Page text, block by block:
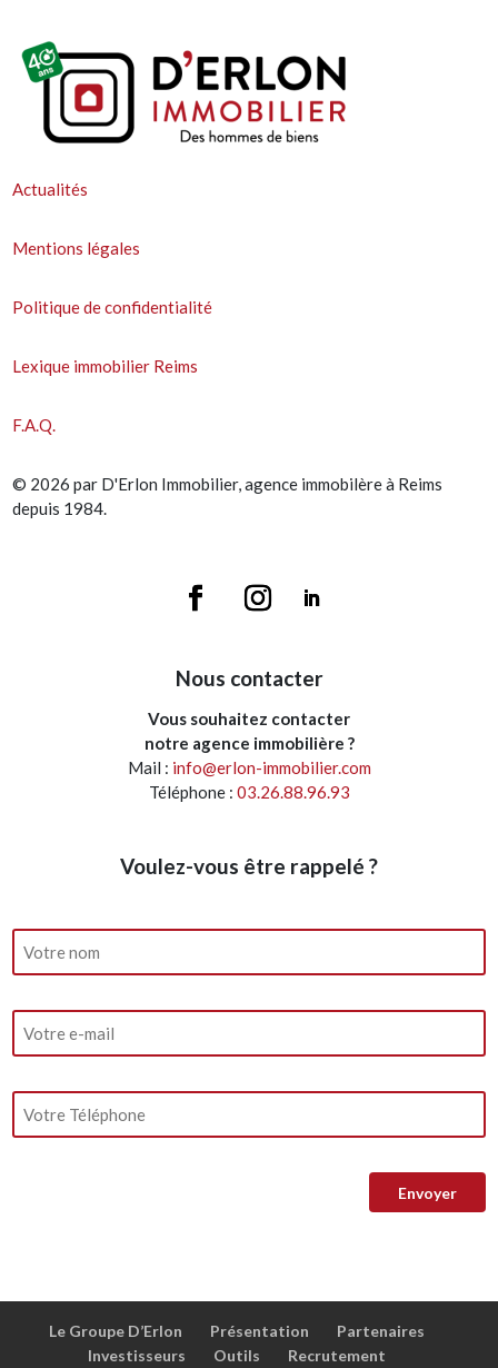
Actualités
Mentions légales
Politique de confidentialité
Lexique immobilier Reims
F.A.Q.
© 2026 par D'Erlon Immobilier, agence immobilère à Reims
depuis 1984.
Nous contacter
Vous souhaitez contacter
notre agence immobilière ?
Mail : info@erlon-immobilier.com
Téléphone : 03.26.88.96.93
Voulez-vous être rappelé ?
Le Groupe D’Erlon Présentation
Partenaires
Investisseurs
Outils
Recrutement